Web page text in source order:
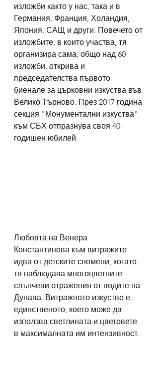
изложби както у нас, така и в
Германия, Франция, Холандия,
Япония, САЩ и други. Повечето от
изложбите, в които участва, тя
организира сама, общо над 60
изложби, открива и
председателства първото
биенале за църковни изкуства във
Велико Търново. През 2017 година
секция "Монументални изкуства"
към СБХ отпразнува своя 40-
годишен юбилей.
Любовта на Венера
Константинова към витражите
идва от детските спомени, когато
тя наблюдава многоцветните
слънчеви отражения от водите на
Дунава. Витражното изкуство е
единственото, което може да
използва светлината и цветовете
в максималната им интензивност.